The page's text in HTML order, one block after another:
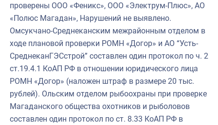
проверены ООО «Феникс», ООО «Электрум-Плюс», АО
«Полюс Магадан», Нарушений не выявлено.
Омсукчано-Среднеканским межрайонным отделом в
ходе плановой проверки РОМН «Догор» и АО “Усть-
СреднеканГЭСстрой” составлен один протокол по ч. 2
ст.19.4.1 КоАП РФ в отношении юридического лица
РОМН «Догор» (наложен штраф в размере 20 тыс.
рублей). Ольским отделом рыбоохраны при проверке
Магаданского общества охотников и рыболовов
составлен один протокол по ст. 8.33 КоАП РФ в